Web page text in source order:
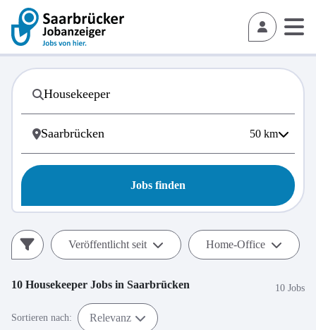
50 km
Jobs finden
Veröffentlicht seit Home-Office
10 Housekeeper Jobs in Saarbrücken 10 Jobs
Sortieren nach: Relevanz